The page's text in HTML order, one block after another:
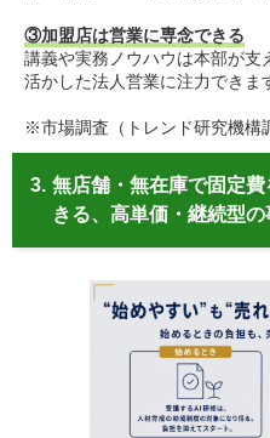
③加盟店は営業に専念できる
講義や実務ノウハウは本部が支
活かした法人営業に注力できま
※市場調査（トレンド研究機構
3. 無店舗・無在庫で固定
きる、高単価・継続型